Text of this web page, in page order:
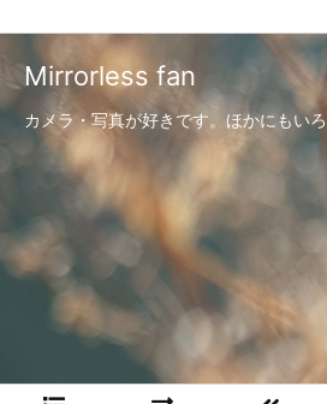
Mirrorless fan
カメラ・写真が好きです。ほかにもいろ